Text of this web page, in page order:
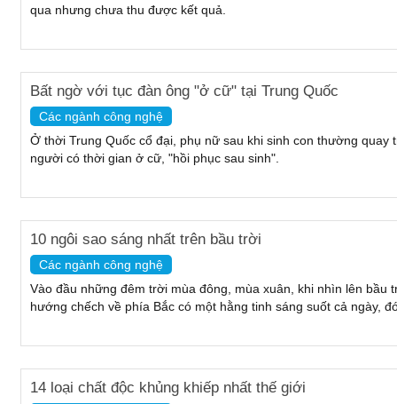
qua nhưng chưa thu được kết quả.
Bất ngờ với tục đàn ông "ở cữ" tại Trung Quốc
Các ngành công nghệ
Ở thời Trung Quốc cổ đại, phụ nữ sau khi sinh con thường quay
người có thời gian ở cữ, "hồi phục sau sinh".
10 ngôi sao sáng nhất trên bầu trời
Các ngành công nghệ
Vào đầu những đêm trời mùa đông, mùa xuân, khi nhìn lên bầu
hướng chếch về phía Bắc có một hằng tinh sáng suốt cả ngày,
14 loại chất độc khủng khiếp nhất thế giới